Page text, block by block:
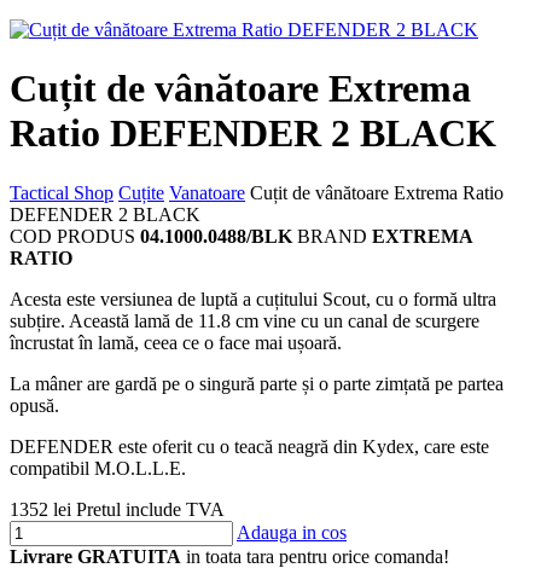
Cuțit de vânătoare Extrema
Ratio DEFENDER 2 BLACK
Tactical Shop Cuțite Vanatoare Cuțit de vânătoare Extrema Ratio
DEFENDER 2 BLACK
COD PRODUS 04.1000.0488/BLK BRAND EXTREMA
RATIO
Acesta este versiunea de luptă a cuțitului Scout, cu o formă ultra
subțire. Această lamă de 11.8 cm vine cu un canal de scurgere
încrustat în lamă, ceea ce o face mai ușoară.
La mâner are gardă pe o singură parte și o parte zimțată pe partea
opusă.
DEFENDER este oferit cu o teacă neagră din Kydex, care este
compatibil M.O.L.L.E.
1352 lei Pretul include TVA
Adauga in cos
Livrare GRATUITA in toata tara pentru orice comanda!